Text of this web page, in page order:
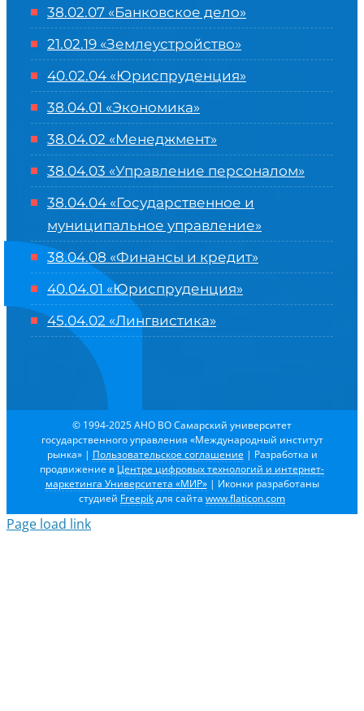
38.02.07 «Банковское дело»
21.02.19 «Землеустройство»
40.02.04 «Юриспруденция»
38.04.01 «Экономика»
38.04.02 «Менеджмент»
38.04.03 «Управление персоналом»
38.04.04 «Государственное и
муниципальное управление»
38.04.08 «Финансы и кредит»
40.04.01 «Юриспруденция»
45.04.02 «Лингвистика»
© 1994-2025 АНО ВО Самарский университет
государственного управления «Международный институт
рынка» | Пользовательское соглашение | Разработка и
продвижение в Центре цифровых технологий и интернет-
маркетинга Университета «МИР»| Иконки разработаны
студией Freepikдля сайта www.flaticon.com
Page load link